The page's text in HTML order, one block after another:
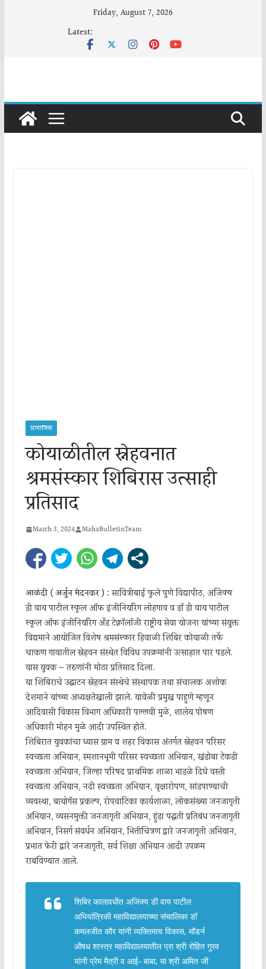
Friday, August 7, 2026
Latest:
सामाजिक
कोयाळीतील स्नेहवनात
श्रमसंस्कार शिबिरास उत्साही
प्रतिसाद
March 3, 2024 MahaBulletinTeam
आळंदी ( अर्जुन मेदनकर ) :सावित्रीबाई फुले पुणे विद्यापीठ, अजिंक्य
डी वाय पाटील स्कूल ऑफ इंजीनियरिंग लोहगाव व डॉ डी वाय पाटील
स्कूल ऑफ इंजीनियरिंग अँड टेक्नॉलॉजी राष्ट्रीय सेवा योजना यांच्या संयुक्त
विद्यमाने आयोजित विशेष श्रमसंस्कार हिवाळी शिबिर कोयाळी तर्फे
चाकण गावातील स्नेहवन संस्थेत विविध उपक्रमांनी उत्साहात पार पडले.
यास युवक – तरुणांनी मोठा प्रतिसाद दिला.
या शिबिराचे उद्घाटन स्नेहवन संस्थेचे संस्थापक तथा संचालक अशोक
देशमाने यांच्या अध्यक्षतेखाली झाले. यावेळी प्रमुख पाहुणे म्हणून
आदिवासी विकास विभाग अधिकारी पल्लवी मुळे, शालेय पोषण
अधिकारी मोहन मुळे आदी उपस्थित होते.
शिबिरात युवकांचा ध्यास ग्राम व शहर विकास अंतर्गत स्नेहवन परिसर
स्वच्छता अभियान, स्मशानभूमी परिसर स्वच्छता अभियान, खंडोबा टेकडी
स्वच्छता अभियान, जिल्हा परिषद प्राथमिक शाळा भाडळे दिघे वस्ती
स्वच्छता अभियान, नदी स्वच्छता अभियान, वृक्षारोपण, सांडपाण्याची
व्यवस्था, बायोगॅस प्रकल्प, रोपवाटिका कार्यशाळा, लोकसंख्या जनजागृती
अभियान, व्यसनमुक्ती जनजागृती अभियान, हुंडा पद्धती प्रतिबंध जनजागृती
अभियान, निसर्ग संवर्धन अभियान, भित्तीचित्रण द्वारे जनजागृती अभियान,
प्रभात फेरी द्वारे जनजागृती, सर्व शिक्षा अभियान आदी उपक्रम
राबविण्यात आले.
शिबिर कालावधीत अजिंक्य डी वाय पाटील
अभियांत्रिकी महाविद्यालयाच्या संचालिका डॉ
कमलजीत कौर यांनी व्यक्तिमत्व विकास, मॉडर्न
औषध शास्त्र महाविद्यालयातील प्रा श्री रोहित गुरव
यांनी प्रेम मैत्री व आई- बाबा, मा श्री अमित जी